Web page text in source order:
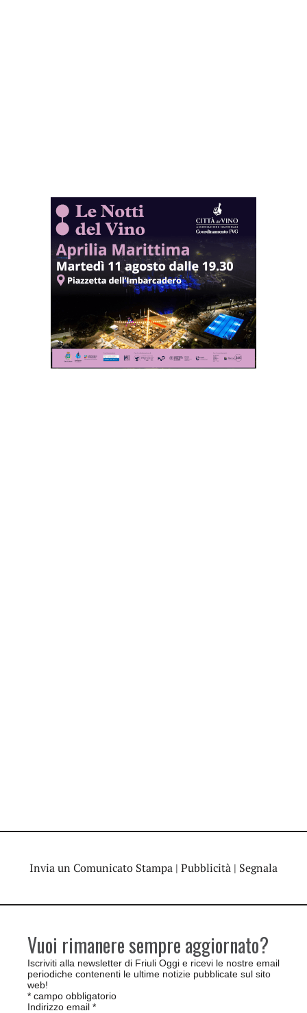
Invia un Comunicato Stampa | Pubblicità | Segnala
Vuoi rimanere sempre aggiornato?
Iscriviti alla newsletter di Friuli Oggi e ricevi le nostre email
periodiche contenenti le ultime notizie pubblicate sul sito
web!
* campo obbligatorio
Indirizzo email *